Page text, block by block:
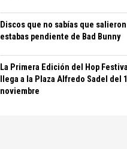
Discos que no sabías que
estabas pendiente de Bad Bunny
La Primera Edición del Hop
llega a la Plaza Alfredo Sadel del
noviembre